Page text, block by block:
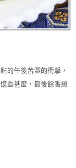
的午後苦澀的衝擊，
些甚麼，最後餘香繚